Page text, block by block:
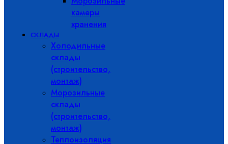
камеры
хранения
СКЛАДЫ
Холодильные
склады
(строительство,
монтаж)
Морозильные
склады
(строительство,
монтаж)
Теплоизоляция